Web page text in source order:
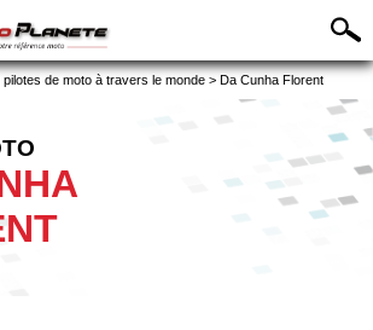
pilotes de moto à travers le monde > Da Cunha Florent